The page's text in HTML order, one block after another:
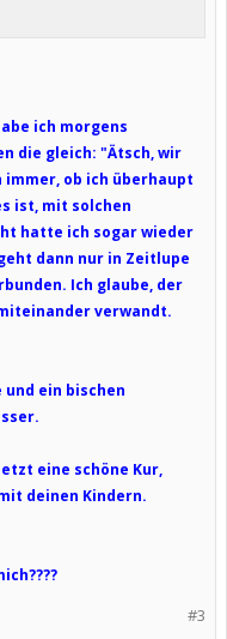
ich morgens
die gleich: "Ätsch, wir
immer, ob ich überhaupt
ist, mit solchen
hatte ich sogar wieder
dann nur in Zeitlupe
Ich glaube, der
verwandt.
und ein bischen
eine schöne Kur,
deinen Kindern.
#3